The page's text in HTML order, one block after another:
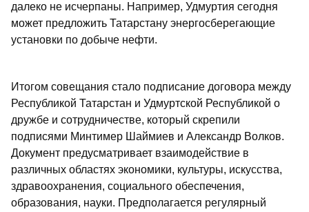
далеко не исчерпаны. Например, Удмуртия сегодня
может предложить Татарстану энергосберегающие
установки по добыче нефти.
Итогом совещания стало подписание договора между
Республикой Татарстан и Удмуртской Республикой о
дружбе и сотрудничестве, который скрепили
подписями Минтимер Шаймиев и Александр Волков.
Документ предусматривает взаимодействие в
различных областях экономики, культуры, искусства,
здравоохранения, социального обеспечения,
образования, науки. Предполагается регулярный